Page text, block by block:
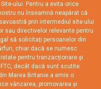
ului. Pentru a evita orice
nu înseamnă neapărat că
prin intermediul site-ului
sau directivelor relevante pentru
să solicitați persoanelor din
chiar dacă se numesc
pentru tranzacționare și
decât dacă sunt scutite
Marea Britanie a emis o
vânzarea, promovarea și